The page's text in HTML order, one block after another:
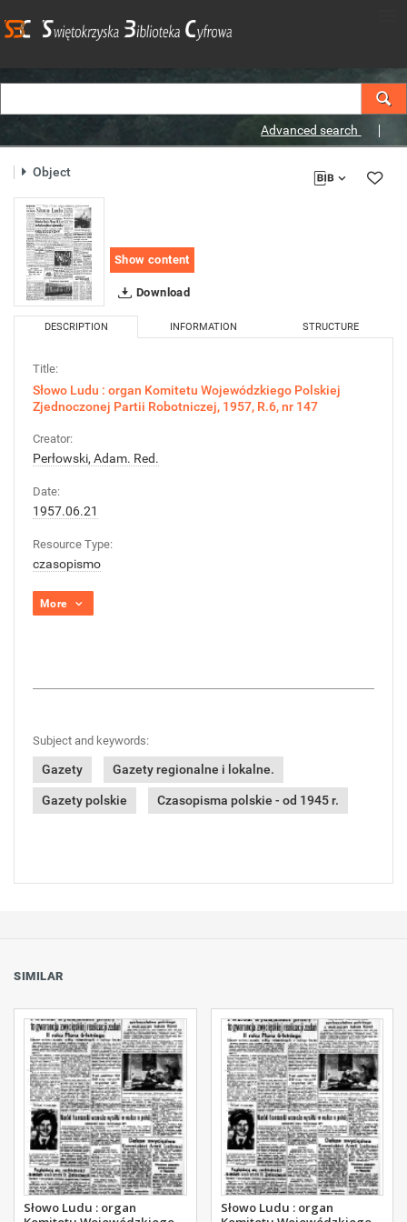
Advanced search
Object
Show content
Download
DESCRIPTION INFORMATION STRUCTURE
Title:
Słowo Ludu : organ Komitetu Wojewódzkiego Polskiej
Zjednoczonej Partii Robotniczej, 1957, R.6, nr 147
Creator:
Perłowski, Adam. Red.
Date:
1957.06.21
Resource Type:
czasopismo
More
Subject and keywords:
Gazety Gazety regionalne i lokalne.
Gazety polskie Czasopisma polskie - od 1945 r.
SIMILAR
Słowo Ludu : organ
Słowo Ludu : organ